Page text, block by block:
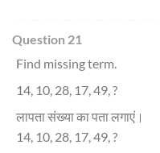
Question 21
Find missing term.
14, 10, 28, 17, 49, ?
लापता संख्या का पता लगाएं।
14, 10, 28, 17, 49, ?